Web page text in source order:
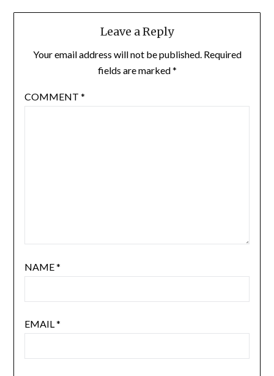
Leave a Reply
Your email address will not be published. Required
fields are marked*
COMMENT *
NAME*
EMAIL*